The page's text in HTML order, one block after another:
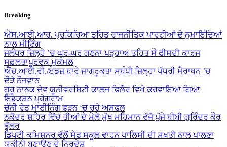
Skip
content
Breaking
ਐਸ.ਆਈ.ਆਰ. ਪ੍ਰਕਿਰਿਆ ਤਹਿਤ ਰਾਜਨੀਤਿਕ ਪਾਰਟੀਆਂ ਦੇ ਨੁਮਾਇੰਦਿਆਂ
ਨਾਲ ਮੀਟਿੰਗ
ਜਲੰਧਰ ਜ਼ਿਲ੍ਹੇ ’ਚ ਘਰ-ਘਰ ਗਣਨਾ ਪੜ੍ਹਾਅ ਤਹਿਤ ਸੌ ਫੀਸਦੀ ਕਾਰਜ
ਸਫ਼ਲਤਾਪੂਰਵਕ ਮੁਕੰਮਲ
ਐੱਚ.ਆਈ.ਵੀ./ਏਡਜ਼ ਬਾਰੇ ਜਾਗਰੂਕਤਾ ਸਬੰਧੀ ਜ਼ਿਲ੍ਹਾ ਪੱਧਰੀ ਮੈਰਾਥਨ ’ਚ
ਦੌੜੇ ਨੌਜਵਾਨ
ਗੁਰੂ ਨਾਨਕ ਦੇਵ ਯੂਨੀਵਰਸਿਟੀ ਕਾਲਜ ਫਿਲੌਰ ਵਿਖੇ ਕਰਵਾਇਆ ਗਿਆ
ਇੰਡਕਸ਼ਨ ਪ੍ਰੋਗਰਾਮ
ਚੰਨੀ ਰੇਤ ਮਾਈਨਿੰਗ ਫੜਨ ‘ਚ ਰਹੇ ਅਸਫਲ
ਨਕੋਦਰ ਸ਼ਹਿਰ ਵਿੱਚ ਤੀਆਂ ਦੇ ਮੇਲੇ ਮੁੱਖ ਮਹਿਮਾਨ ਵੱਜੋ ਪੁੱਜੇ ਬੀਬੀ ਗੁਰਿੰਦਰ ਕੌਰ
ਭੁੱਲਰ
ਡਿਪਟੀ ਕਮਿਸ਼ਨਰ ਵੱਲੋਂ ਸੇਫ ਸਕੂਲ ਵਾਹਨ ਪਾਲਿਸੀ ਦੀ ਸਖ਼ਤੀ ਨਾਲ ਪਾਲਣਾ
ਯਕੀਨੀ ਬਣਾਉਣ ਦੇ ਨਿਰਦੇਸ਼